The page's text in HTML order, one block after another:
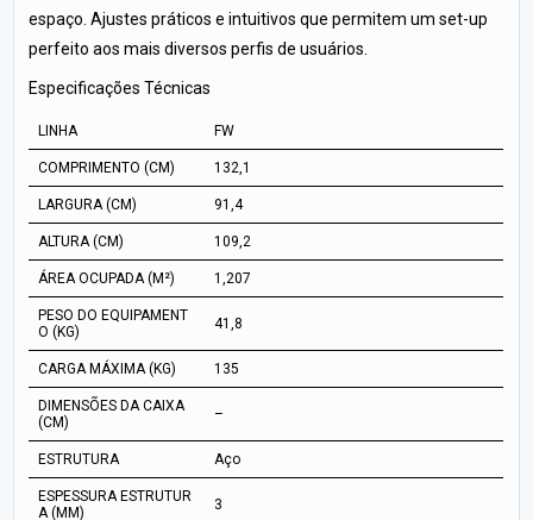
espaço. Ajustes práticos e intuitivos que permitem um set-up
perfeito aos mais diversos perfis de usuários.
Especificações Técnicas
LINHA FW
COMPRIMENTO (CM) 132,1
LARGURA (CM) 91,4
ALTURA (CM) 109,2
ÁREA OCUPADA (M²) 1,207
PESO DO EQUIPAMENT
O (KG)
41,8
CARGA MÁXIMA (KG) 135
DIMENSÕES DA CAIXA
(CM)
–
ESTRUTURA Aço
ESPESSURA ESTRUTUR
A (MM)
3